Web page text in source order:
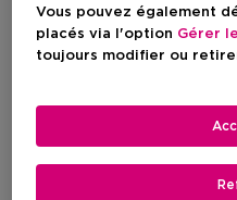
Vous pouvez également
placés via l'option Gérer
toujours modifier ou